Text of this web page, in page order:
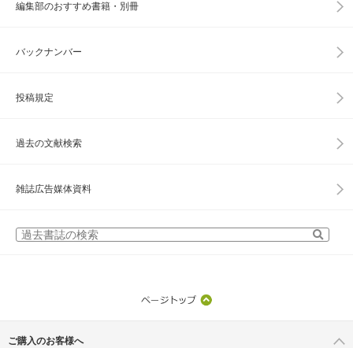
編集部のおすすめ書籍・別冊
バックナンバー
投稿規定
過去の文献検索
雑誌広告媒体資料
ご購入のお客様へ